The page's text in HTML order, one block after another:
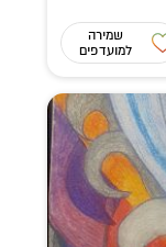
שמירה
למועדפים